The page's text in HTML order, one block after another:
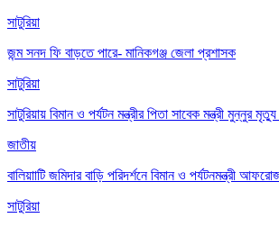
সাটুরিয়া
জন্ম সনদ ফি বাড়তে পারে- মানিকগঞ্জ জেলা প্রশাসক
সাটুরিয়া
সাটুরিয়ায় বিমান ও পর্যটন মন্ত্রীর পিতা সাবেক মন্ত্রী মুন্নুর মৃত্যু
জাতীয়
বালিয়াাটি জমিদার বাড়ি পরিদর্শনে বিমান ও পর্যটনমন্ত্রী
সাটুরিয়া